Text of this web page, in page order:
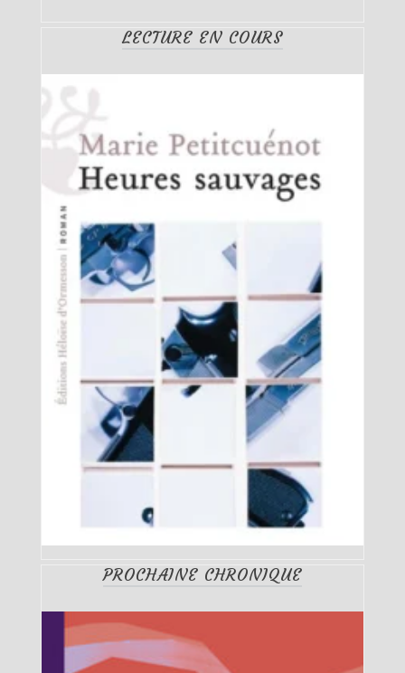
LECTURE EN COURS
PROCHAINE CHRONIQUE